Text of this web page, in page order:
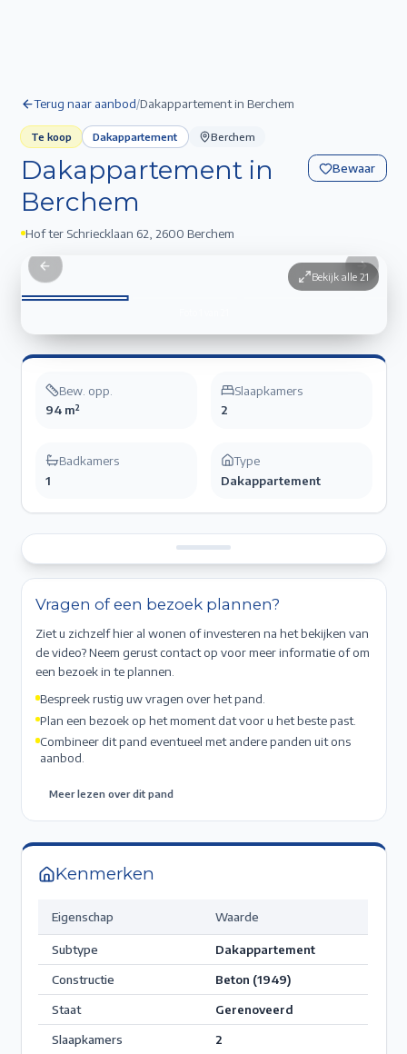
Terug naar aanbod/Dakappartement in Berchem
Te koop Dakappartement Berchem
Dakappartement in
Berchem
Bewaar
Hof ter Schriecklaan 62 ,2600 Berchem
Previous slide Next
Bekijk alle 21
Bew. opp.
94 m²
Slaapkamers
2
Badkamers
1
Type
Dakappartement
Vragen of een bezoek plannen?
Ziet u zichzelf hier al wonen of investeren na het bekijken van
de video? Neem gerust contact op voor meer informatie of om
een bezoek in te plannen.
Bespreek rustig uw vragen over het pand.
Plan een bezoek op het moment dat voor u het beste past.
Combineer dit pand eventueel met andere panden uit ons
aanbod.
Meer lezen over dit pand
Kenmerken
Eigenschap Waarde
Subtype
Dakappartement
Constructie
Beton (1949)
Staat
Gerenoveerd
Slaapkamers
2